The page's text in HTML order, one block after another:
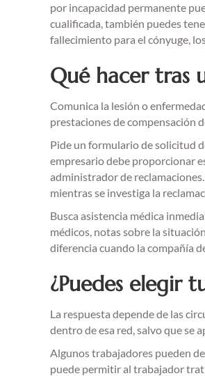
por incapacidad permanente
cualificada, también puedes
fallecimiento para el cónyuge,
Qué hacer tras
Comunica la lesión o
prestaciones de compensación
Pide un formulario de solicitud
empresario debe proporcionar
administrador de
mientras se investiga la
Busca asistencia médica
médicos, notas sobre la
diferencia cuando la compañía
¿Puedes elegir
La respuesta depende de las
dentro de esa red, salvo que se
Algunos trabajadores pueden
puede permitir al trabajador